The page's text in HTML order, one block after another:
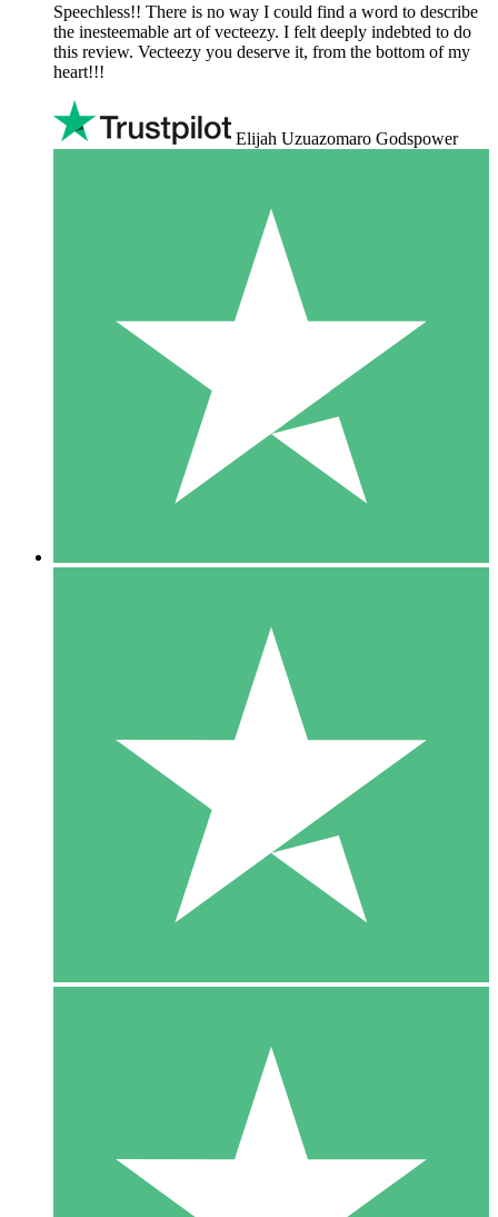
Speechless!! There is no way I could find a word to describe
the inesteemable art of vecteezy. I felt deeply indebted to do
this review. Vecteezy you deserve it, from the bottom of my
heart!!!
Elijah Uzuazomaro Godspower